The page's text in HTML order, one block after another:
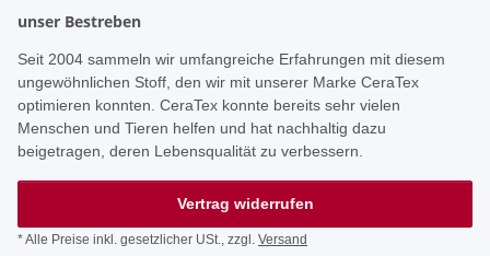
unser Bestreben
Seit 2004 sammeln wir umfangreiche Erfahrungen mit diesem
ungewöhnlichen Stoff, den wir mit unserer Marke CeraTex
optimieren konnten. CeraTex konnte bereits sehr vielen
Menschen und Tieren helfen und hat nachhaltig dazu
beigetragen, deren Lebensqualität zu verbessern.
Vertrag widerrufen
* Alle Preise inkl. gesetzlicher USt., zzgl. Versand